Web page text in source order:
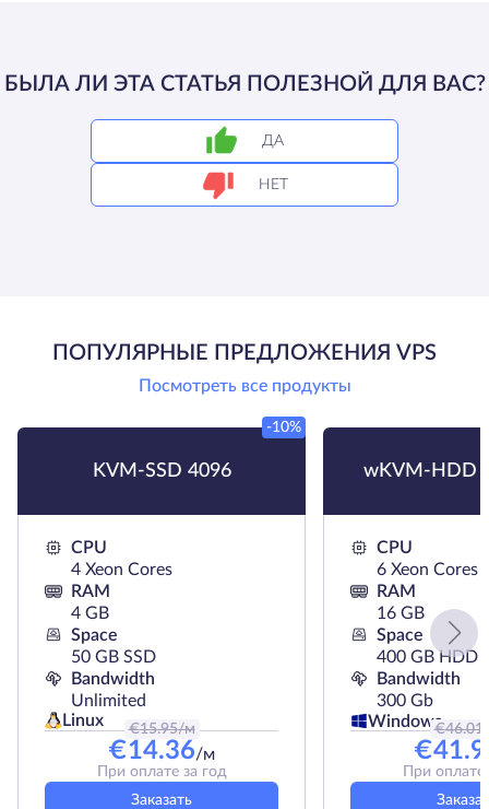
БЫЛА ЛИ ЭТА СТАТЬЯ ПОЛЕЗНОЙ ДЛЯ ВАС?
ДА
НЕТ
ПОПУЛЯРНЫЕ ПРЕДЛОЖЕНИЯ VPS
Посмотреть все продукты
KVM-SSD 4096
-10%
CPU
4 Xeon Cores
RAM
4 GB
Space
50 GB SSD
Bandwidth
Unlimited
Linux
€15.95/м
€14.36/м
При оплате за год
Заказать
wKVM-HDD
CPU
6 Xeon Cores
RAM
16 GB
Space
400 GB HDD
Bandwidth
300 Gb
Windows
€46.01
€
При оплате